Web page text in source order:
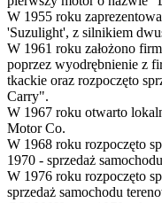
W 1955 roku
'Suzulight', z silnikiem
W 1961 roku założono
poprzez wyodrębnienie z
tkackie oraz rozpoczęto
Carry".
W 1967 roku otwarto
Motor Co.
W 1968 roku rozpoczęto
1970 - sprzedaż
W 1976 roku rozpoczęto
sprzedaż samochodu